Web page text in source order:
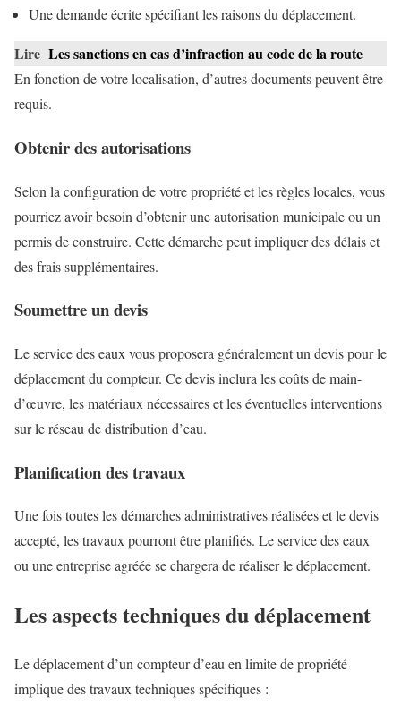
Une demande écrite spécifiant les raisons du déplacement.
Lire Les sanctions en cas d’infraction au code de la route
En fonction de votre localisation, d’autres documents peuvent être
requis.
Obtenir des autorisations
Selon la configuration de votre propriété et les règles locales, vous
pourriez avoir besoin d’obtenir une autorisation municipale ou un
permis de construire. Cette démarche peut impliquer des délais et
des frais supplémentaires.
Soumettre un devis
Le service des eaux vous proposera généralement un devis pour le
déplacement du compteur. Ce devis inclura les coûts de main-
d’œuvre, les matériaux nécessaires et les éventuelles interventions
sur le réseau de distribution d’eau.
Planification des travaux
Une fois toutes les démarches administratives réalisées et le devis
accepté, les travaux pourront être planifiés. Le service des eaux
ou une entreprise agréée se chargera de réaliser le déplacement.
Les aspects techniques du déplacement
Le déplacement d’un compteur d’eau en limite de propriété
implique des travaux techniques spécifiques :